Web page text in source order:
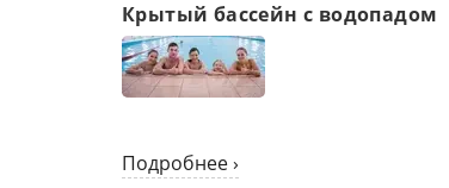
Крытый бассейн с водопадом
Подробнее ›